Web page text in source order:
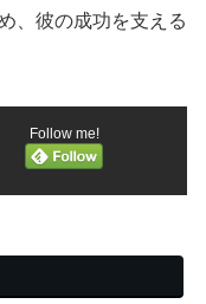
、彼の成功を支える
Follow me!